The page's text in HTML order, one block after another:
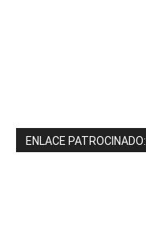
ENLACE PATROCINADO: